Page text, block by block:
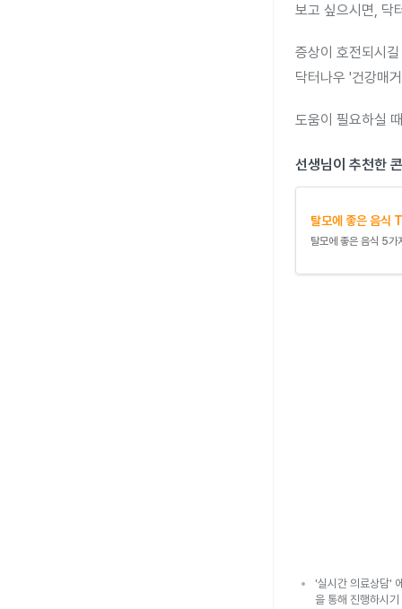
보고 싶으시면, 닥
증상이 호전되시
닥터나우 '건강매
도움이 필요하실
선생님이 추천한
탈모에 좋은 음식
탈모에 좋은 음식 5가
'실시간 의료상담'
을 통해 진행하시